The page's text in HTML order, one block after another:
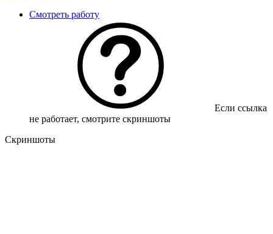
Смотреть работу
Если ссылка
не работает, смотрите скриншоты
Скриншоты